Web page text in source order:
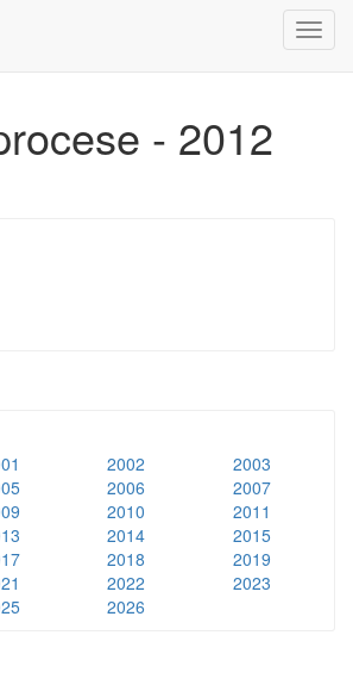
- 2012
2002
2003
2006
2007
2010
2011
2014
2015
2018
2019
2022
2023
2026